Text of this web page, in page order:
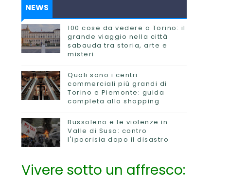
NEWS
100 cose da vedere a Torino: il
grande viaggio nella città
sabauda tra storia, arte e
misteri
Quali sono i centri
commerciali più grandi di
Torino e Piemonte: guida
completa allo shopping
Bussoleno e le violenze in
Valle di Susa: contro
l'ipocrisia dopo il disastro
Vivere sotto un affresco: